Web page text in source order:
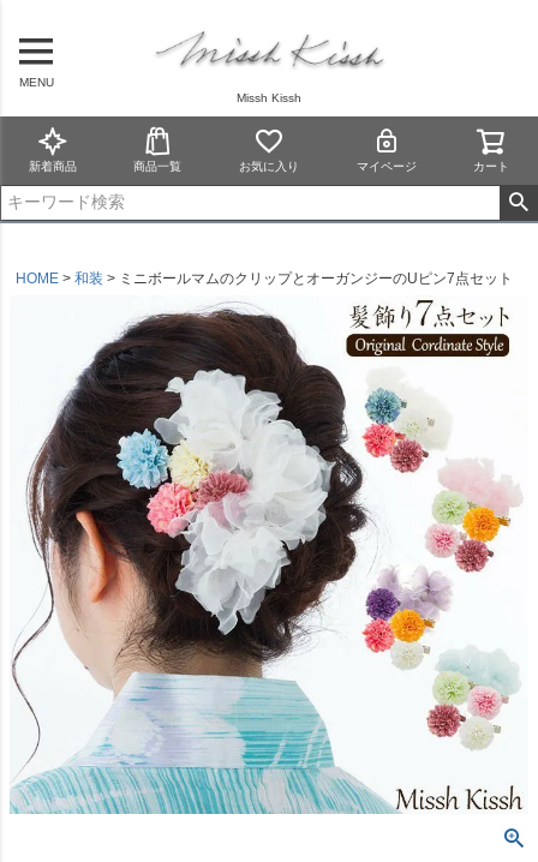
MENU
Missh Kissh
新着商品 商品一覧 お気に入り マイページ カート
HOME 和装 ミニボールマムのクリップとオーガンジーのUピン7点セット